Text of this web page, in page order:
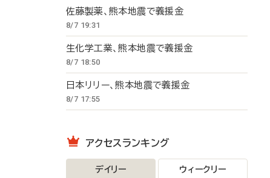
佐藤製薬、熊本地震で義援金
8/7 19:31
生化学工業、熊本地震で義援金
8/7 18:50
日本リリー、熊本地震で義援金
8/7 17:55
アクセスランキング
デイリー ウィークリー